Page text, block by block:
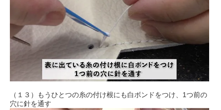
（１３）もうひとつの糸の付け根にも白ボンドをつけ、1つ前の
穴に針を通す